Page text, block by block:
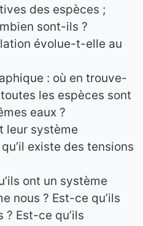
des espèces ;
sont-ils ?
évolue-t-elle au
: où en trouve-
les espèces sont
eaux ?
leur système
existe des tensions
ont un système
nous ? Est-ce qu’ils
Est-ce qu’ils